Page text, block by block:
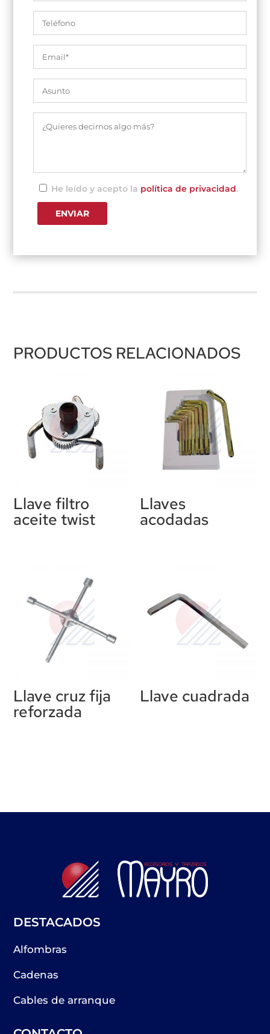
He leído y acepto la política de privacidad.
PRODUCTOS RELACIONADOS
Llave filtro
aceite twist
Llaves
acodadas
Llave cruz fija
reforzada
Llave cuadrada
DESTACADOS
Alfombras
Cadenas
Cables de arranque